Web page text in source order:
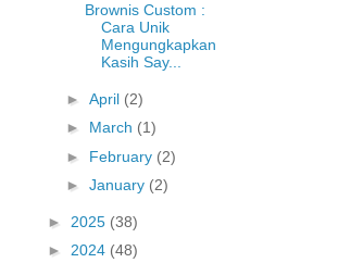
Brownis Custom :
Cara Unik
Mengungkapkan
Kasih Say...
► April (2)
► March (1)
► February (2)
► January (2)
► 2025 (38)
► 2024 (48)